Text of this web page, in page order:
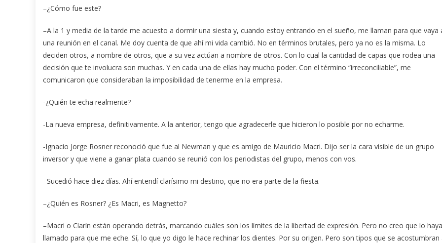
–¿Cómo fue este?
–A la 1 y media de la tarde me acuesto a dormir una siesta y, cuando estoy entrando en el sueño, me llaman para que vaya
una reunión en el canal. Me doy cuenta de que ahí mi vida cambió. No en términos brutales, pero ya no es la misma. Lo
deciden otros, a nombre de otros, que a su vez actúan a nombre de otros. Con lo cual la cantidad de capas que rodea una
decisión que te involucra son muchas. Y en cada una de ellas hay mucho poder. Con el término “irreconciliable”, me
comunicaron que consideraban la imposibilidad de tenerme en la empresa.
-¿Quién te echa realmente?
-La nueva empresa, definitivamente. A la anterior, tengo que agradecerle que hicieron lo posible por no echarme.
-Ignacio Jorge Rosner reconoció que fue al Newman y que es amigo de Mauricio Macri. Dijo ser la cara visible de un grupo
inversor y que viene a ganar plata cuando se reunió con los periodistas del grupo, menos con vos.
–Sucedió hace diez días. Ahí entendí clarísimo mi destino, que no era parte de la fiesta.
–¿Quién es Rosner? ¿Es Macri, es Magnetto?
–Macri o Clarín están operando detrás, marcando cuáles son los límites de la libertad de expresión. Pero no creo que lo
llamado para que me eche. Sí, lo que yo digo le hace rechinar los dientes. Por su origen. Pero son tipos que se acostumbran